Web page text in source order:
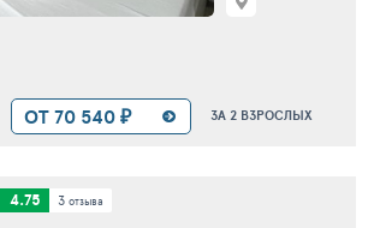
ОТ 70 540 ₽ ЗА 2 ВЗРОСЛЫХ
4.75 3 отзыва